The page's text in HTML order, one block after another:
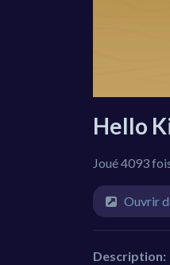
Hello
Joué 4093
Ouvrir
Description: